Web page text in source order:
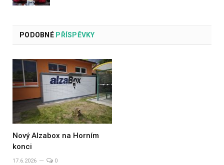
PODOBNÉPŘÍSPĚVKY
Nový Alzabox na Horním
konci
17.6.2026 0